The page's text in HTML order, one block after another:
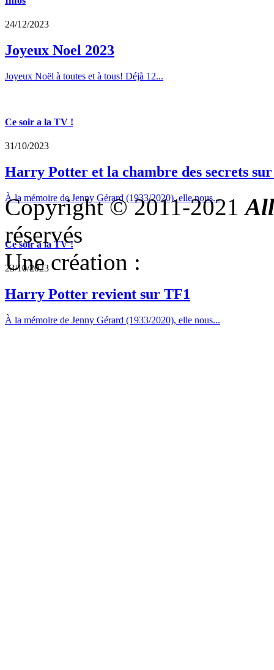
24/12/2023
Joyeux Noel 2023
Joyeux Noël à toutes et à tous! Déjà 12...
Ce soir a la TV !
31/10/2023
Harry Potter et la chambre des secrets
À la mémoire de Jenny Gérard (1933/2020), elle nous...
Ce soir a la TV !
23/10/2023
Harry Potter revient sur TF1
À la mémoire de Jenny Gérard (1933/2020), elle nous...
Copyright © 2011-2021
réservés
Une création :